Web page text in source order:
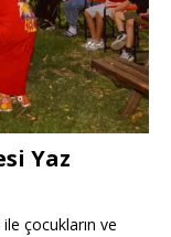
Yaz
çocukların ve